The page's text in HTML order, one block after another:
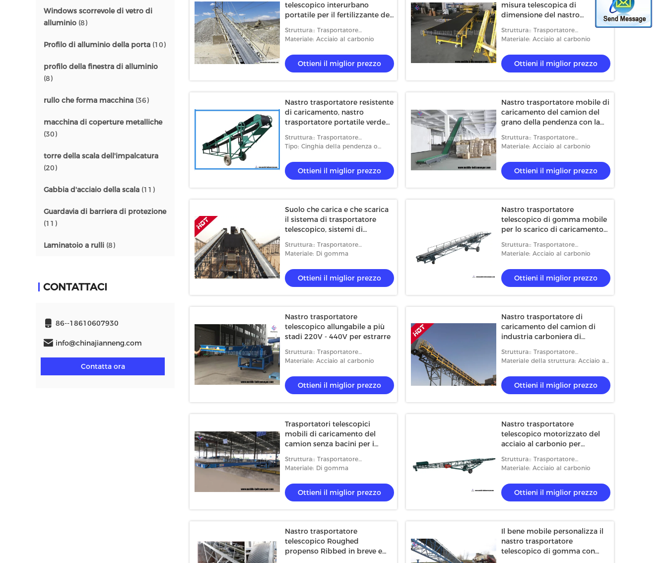
Windows scorrevole di vetro di
alluminio (8)
Profilo di alluminio della porta (10)
profilo della finestra di alluminio
(8)
rullo che forma macchina (36)
macchina di coperture metalliche
(30)
torre della scala dell'impalcatura
(20)
Gabbia d'acciaio della scala (11)
Guardavia di barriera di protezione
(11)
Laminatoio a rulli (8)
CONTATTACI
86--18610607930
info@chinajianneng.com
Contatta ora
telescopico interurbano
portatile per il fertilizzante del
Struttura:: Trasportatore
telescopico
Materiale: Acciaio al carbonio
Ottieni il miglior prezzo
misura telescopica di
dimensione del nastro
trasportatore di maneggio del
materiale alla rinfusa
Struttura:: Trasportatore
telescopico
Materiale: Acciaio al carbonio
Ottieni il miglior prezzo
Nastro trasportatore resistente
di caricamento, nastro
trasportatore portatile verde
Struttura:: Trasportatore
telescopico
Tipo: Cinghia della pendenza o
Ottieni il miglior prezzo
Nastro trasportatore mobile di
caricamento del camion del
grano della pendenza con la
ripido
Struttura:: Trasportatore
telescopico
Materiale: Acciaio al carbonio
Ottieni il miglior prezzo
Suolo che carica e che scarica
il sistema di trasportatore
telescopico, sistemi di
grande capacità di trasporto
Struttura:: Trasportatore
telescopico
Materiale: Di gomma
Ottieni il miglior prezzo
Nastro trasportatore
telescopico di gomma mobile
per lo scarico di caricamento
Struttura:: Trasportatore
telescopico
Materiale: Acciaio al carbonio
Ottieni il miglior prezzo
Nastro trasportatore
telescopico allungabile a più
stadi 220V - 440V per estrarre
Struttura:: Trasportatore
telescopico
Materiale: Acciaio al carbonio
Ottieni il miglior prezzo
Nastro trasportatore di
caricamento del camion di
industria carboniera di
nastro trasportatore di
Struttura:: Trasportatore
telescopico
Materiale della struttura: Acciaio al
Ottieni il miglior prezzo
Trasportatori telescopici
mobili di caricamento del
camion senza bacini per i
contenitori di cartoni
Struttura:: Trasportatore
telescopico
Materiale: Di gomma
Ottieni il miglior prezzo
Nastro trasportatore
telescopico motorizzato del
acciaio al carbonio per
cartoni
Struttura:: Trasportatore
telescopico
Materiale: Acciaio al carbonio
Ottieni il miglior prezzo
Nastro trasportatore
telescopico Roughed
propenso Ribbed in breve e
Il bene mobile personalizza il
nastro trasportatore
telescopico di gomma con